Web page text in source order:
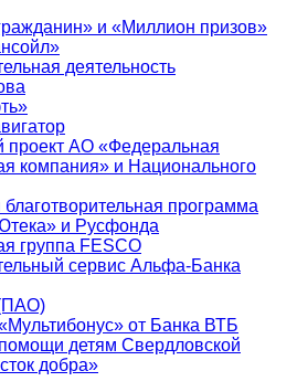
и «Миллион призов»
деятельность
проект АО «Федеральная
компания» и Национального
программа
и Русфонда
группа FESCO
сервис Альфа-Банка
от Банка ВТБ
детям Свердловской
добра»